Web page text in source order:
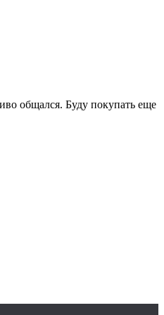
общался. Буду покупать еще